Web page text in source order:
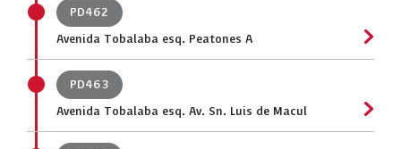
PD462
Avenida Tobalaba esq. Peatones A
PD463
Avenida Tobalaba esq. Av. Sn. Luis de Macul